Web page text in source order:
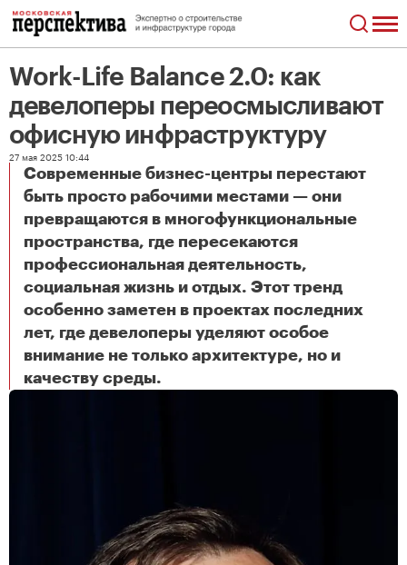
Work-Life Balance 2.0: как
девелоперы переосмысливают
офисную инфраструктуру
27 мая 2025 10:44
Современные бизнес-центры перестают
быть просто рабочими местами — они
превращаются в многофункциональные
пространства, где пересекаются
профессиональная деятельность,
социальная жизнь и отдых. Этот тренд
особенно заметен в проектах последних
лет, где девелоперы уделяют особое
внимание не только архитектуре, но и
качеству среды.